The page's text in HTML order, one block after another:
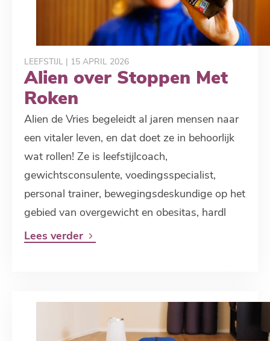
LEEFSTIJL | 15 APRIL 2026
Alien over Stoppen Met
Roken
Alien de Vries begeleidt al jaren mensen naar
een vitaler leven, en dat doet ze in behoorlijk
wat rollen! Ze is leefstijlcoach,
gewichtsconsulente, voedingsspecialist,
personal trainer, bewegingsdeskundige op het
gebied van overgewicht en obesitas, hardl
Lees verder